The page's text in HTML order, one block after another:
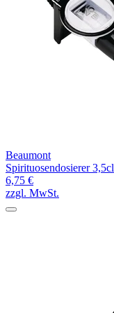
Beaumont
Spirituosendosierer 3,5cl
6,75 €
zzgl. MwSt.